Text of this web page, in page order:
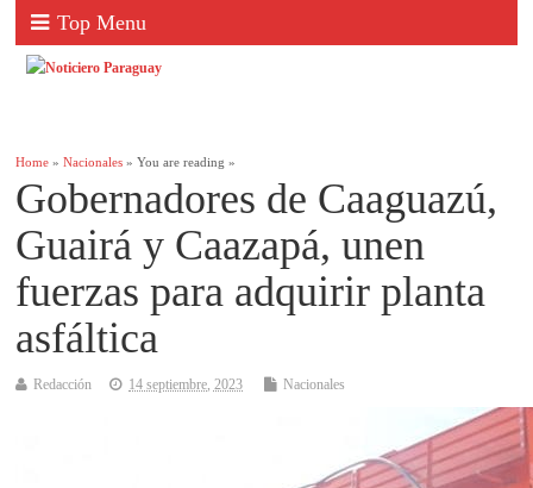
Top Menu
Home »Nacionales » You are reading »
Gobernadores de Caaguazú,
Guairá y Caazapá, unen
fuerzas para adquirir planta
asfáltica
Redacción 14 septiembre, 2023 Nacionales